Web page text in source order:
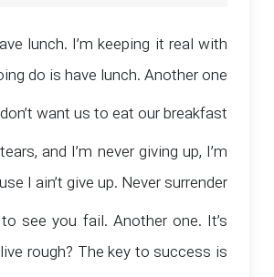
lunch. I’m keeping it real with
do is have lunch. Another one.
want us to eat our breakfast.
and I’m never giving up, I’m
I ain’t give up. Never surrender.
see you fail. Another one. It’s
rough? The key to success is